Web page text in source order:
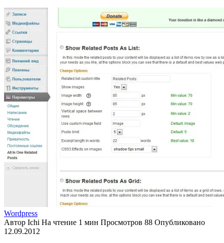
Wordpress
Автор Ichi На чтение 1 мин Просмотров 88 Опубликовано
12.09.2012